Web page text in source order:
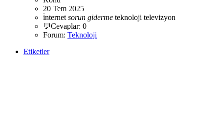
20 Tem 2025
i̇nternet sorun giderme teknoloji televizyon
💬Cevaplar: 0
Forum: Teknoloji
Etiketler